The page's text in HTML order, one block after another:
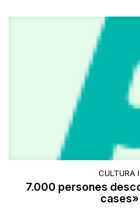
CULTURA
​7.000 persones